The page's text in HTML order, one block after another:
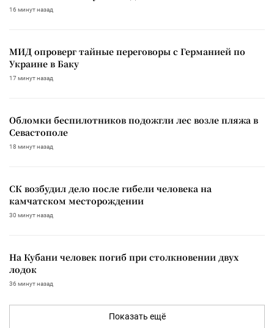
16 минут назад
МИД опроверг тайные переговоры с Германией по
Украине в Баку
17 минут назад
Обломки беспилотников подожгли лес возле пляжа в
Севастополе
18 минут назад
СК возбудил дело после гибели человека на
камчатском месторождении
30 минут назад
На Кубани человек погиб при столкновении двух
лодок
36 минут назад
Показать ещё